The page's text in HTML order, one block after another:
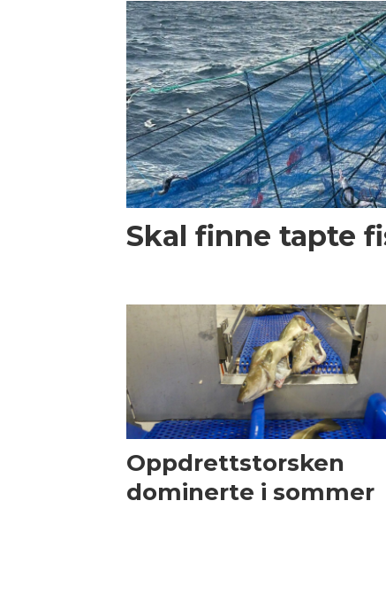
Skal finne tapte
Oppdrettstorsken
dominerte i sommer